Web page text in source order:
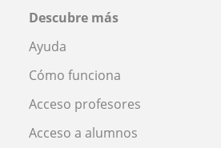
Descubre más
Ayuda
Cómo funciona
Acceso profesores
Acceso a alumnos